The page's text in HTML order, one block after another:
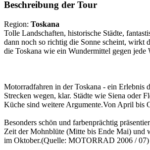
Beschreibung der Tour
Region: Toskana
Tolle Landschaften, historische Städte,
dann noch so richtig die Sonne scheint, wirkt
die Toskana wie ein Wundermittel gegen jede
Motorradfahren in der Toskana - ein Erlebnis
Strecken wegen, klar. Städte wie Siena oder
Küche sind weitere Argumente.Von April bis
Besonders schön und farbenprächtig
Zeit der Mohnblüte (Mitte bis Ende Mai) und
im Oktober.(Quelle: MOTORRAD 2006 / 07)